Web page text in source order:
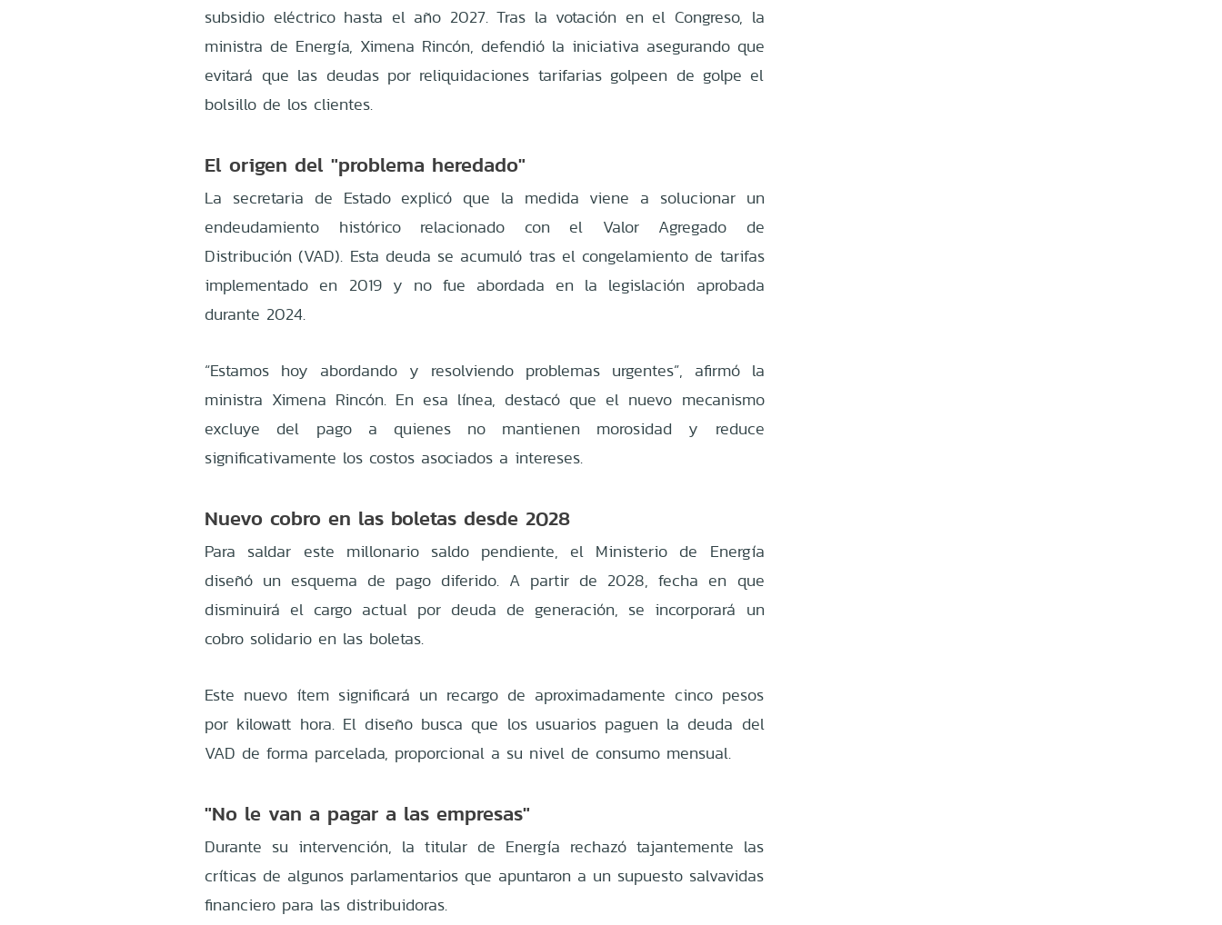
subsidio eléctrico hasta el año 2027. Tras la votación en el Congreso, la
ministra de Energía, Ximena Rincón, defendió la iniciativa asegurando que
evitará que las deudas por reliquidaciones tarifarias golpeen de golpe el
bolsillo de los clientes.
El origen del "problema heredado"
La secretaria de Estado explicó que la medida viene a solucionar un
endeudamiento histórico relacionado con el Valor Agregado de
Distribución (VAD). Esta deuda se acumuló tras el congelamiento de tarifas
implementado en 2019 y no fue abordada en la legislación aprobada
durante 2024.
“Estamos hoy abordando y resolviendo problemas urgentes”, afirmó la
ministra Ximena Rincón. En esa línea, destacó que el nuevo mecanismo
excluye del pago a quienes no mantienen morosidad y reduce
significativamente los costos asociados a intereses.
Nuevo cobro en las boletas desde 2028
Para saldar este millonario saldo pendiente, el Ministerio de Energía
diseñó un esquema de pago diferido. A partir de 2028, fecha en que
disminuirá el cargo actual por deuda de generación, se incorporará un
cobro solidario en las boletas.
Este nuevo ítem significará un recargo de aproximadamente cinco pesos
por kilowatt hora. El diseño busca que los usuarios paguen la deuda del
VAD de forma parcelada, proporcional a su nivel de consumo mensual.
"No le van a pagar a las empresas"
Durante su intervención, la titular de Energía rechazó tajantemente las
críticas de algunos parlamentarios que apuntaron a un supuesto salvavidas
financiero para las distribuidoras.